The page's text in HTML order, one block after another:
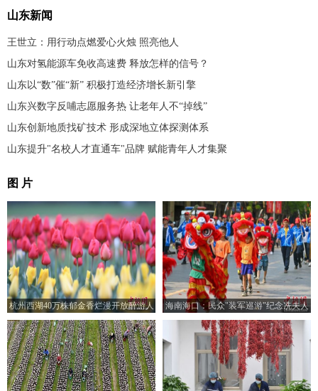
山东新闻
王世立：用行动点燃爱心火烛 照亮他人
山东对氢能源车免收高速费 释放怎样的信号？
山东以“数”催“新” 积极打造经济增长新引擎
山东兴数字反哺志愿服务热 让老年人不“掉线”
山东创新地质找矿技术 形成深地立体探测体系
山东提升"名校人才直通车"品牌 赋能青年人才集聚
图 片
杭州西湖40万株郁金香烂漫开放醉游人 海南海口：民众"装军巡游"纪念冼夫人